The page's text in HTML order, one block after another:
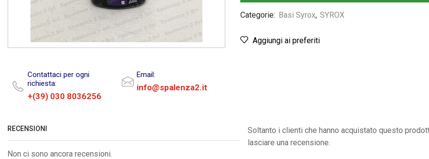
Contattaci per ogni
richiesta:
+(39) 030 8036256
Email:
info@spalenza2.it
Categorie: Basi Syrox, SYROX
Aggiungi ai preferiti
RECENSIONI
Non ci sono ancora recensioni.
Soltanto i clienti che hanno acquistato questo
lasciare una recensione.